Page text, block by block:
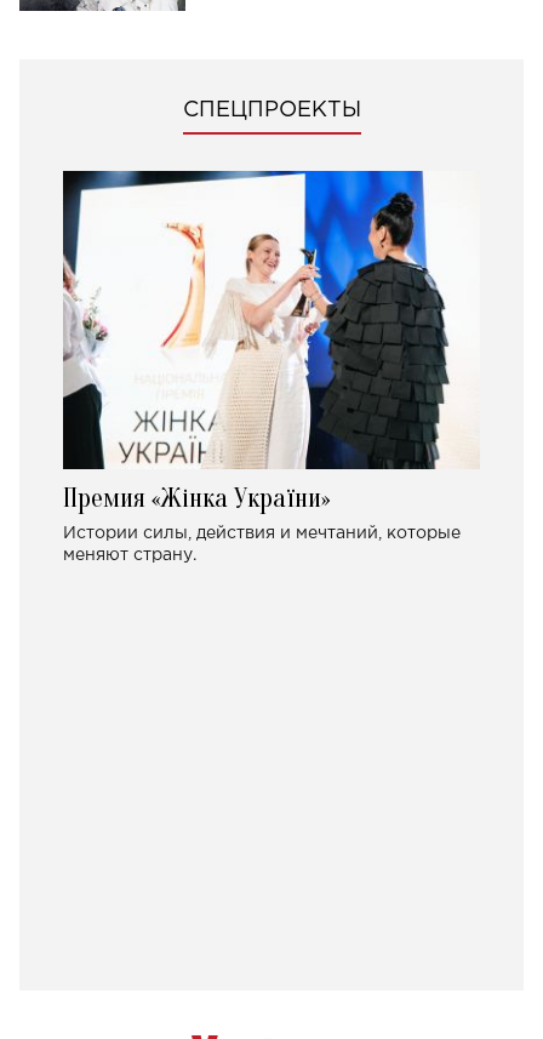
СПЕЦПРОЕКТЫ
Премия «Жінка України»
Истории силы, действия и мечтаний, которые
меняют страну.